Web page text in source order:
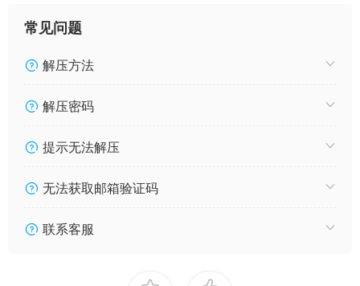
常见问题
解压方法
解压密码
提示无法解压
无法获取邮箱验证码
联系客服